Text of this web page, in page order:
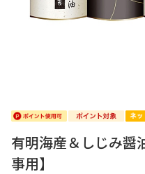
有明海産＆しじみ醤
事用】